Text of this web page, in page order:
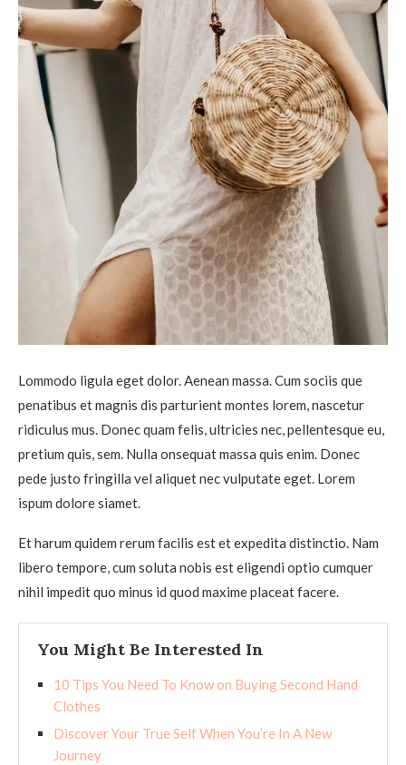
Lommodo ligula eget dolor. Aenean massa. Cum sociis que
penatibus et magnis dis parturient montes lorem, nascetur
ridiculus mus. Donec quam felis, ultricies nec, pellentesque eu,
pretium quis, sem. Nulla onsequat massa quis enim. Donec
pede justo fringilla vel aliquet nec vulputate eget. Lorem
ispum dolore siamet.
Et harum quidem rerum facilis est et expedita distinctio. Nam
libero tempore, cum soluta nobis est eligendi optio cumquer
nihil impedit quo minus id quod maxime placeat facere.
You Might Be Interested In
10 Tips You Need To Know on Buying Second Hand
Clothes
Discover Your True Self When You’re In A New
Journey